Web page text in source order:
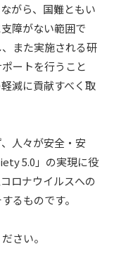
がら、国難ともい
障がない範囲で
また実施される研
ートを行うこと
減に貢献すべく取
人々が安全・安
5.0」の実現に役
ロナウイルスへの
るものです。
さい。